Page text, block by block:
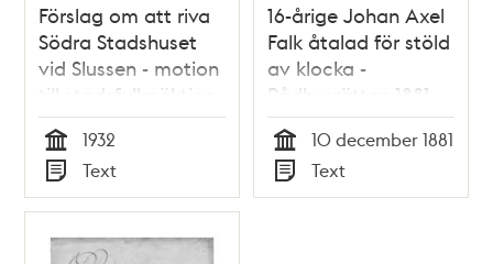
Förslag om att riva
Södra Stadshuset
vid Slussen - motion
till stadsfullmäktige
1932
Tid
1932
Typ
Text
16-årige Johan Axel
Falk åtalad för stöld
av klocka -
Rådhusrätten 1881
Tid
10 december 1881
Typ
Text